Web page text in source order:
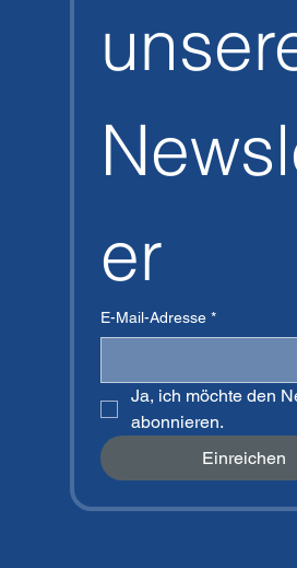
er
E-Mail-Adresse *
Ja, ich möchte den
abonnieren.
Einreichen